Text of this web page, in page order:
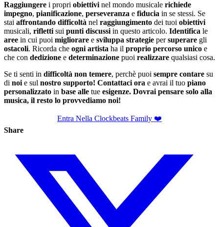
Raggiungere i propri obiettivi nel mondo musicale richiede
impegno, pianificazione, perseveranza e fiducia in se stessi. Se
stai affrontando difficoltà nel raggiungimento dei tuoi obiettivi
musicali, rifletti sui punti discussi in questo articolo. Identifica le
aree in cui puoi migliorare e sviluppa strategie persuperare gli
ostacoli. Ricorda che ogni artista ha il proprio percorso unico e
che con dedizione e determinazione puoi realizzare qualsiasi cosa.
Se ti senti in difficoltà non temere, perchè puoi sempre contare su
di noi e sul nostro supporto! Contattaci ora e avrai il tuo piano
personalizzato in base alle tue esigenze. Dovrai pensare solo alla
musica, il resto lo provvediamo noi!
Entra Nella Clockbeats Family ❤️
Share